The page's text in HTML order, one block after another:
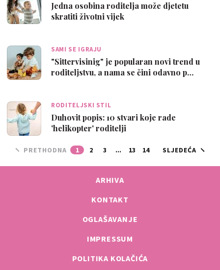
Jedna osobina roditelja može djetetu
skratiti životni vijek
SAMI SE IGRAJU
"Sittervisinig" je popularan novi trend u
roditeljstvu, a nama se čini odavno p…
RODITELJSKI STIL
Duhovit popis: 10 stvari koje rade
'helikopter' roditelji
PRETHODNA 1 2 3 ... 13 14 SLJEDEĆA
ARHIVA
KONTAKT
OGLAŠAVANJE
IMPRESSUM
POLITIKA KOLAČIĆA